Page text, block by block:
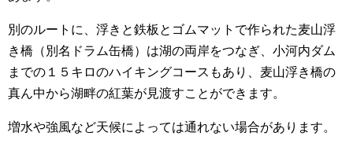
別のルートに、浮きと鉄板とゴムマットで作られた麦山浮
き橋（別名ドラム缶橋）は湖の両岸をつなぎ、小河内ダム
までの１５キロのハイキングコースもあり、麦山浮き橋の
真ん中から湖畔の紅葉が見渡すことができます。
増水や強風など天候によっては通れない場合があります。